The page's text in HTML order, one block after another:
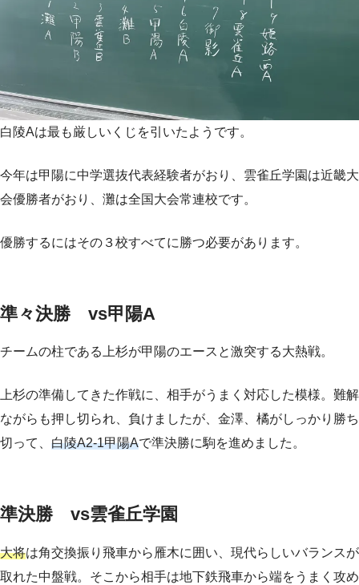
白陵Aは最も厳しいくじを引いたようです。
今年は甲陽に中学選抜代表経験者がおり、雲雀丘学園は近畿大
会優勝者がおり、灘は全国大会常連校です。
優勝するにはその３校すべてに勝つ必要があります。
準々決勝 vs甲陽A
チームの柱である上杉が甲陽のエースと激突する大熱戦。
上杉の準備してきた作戦に、相手がうまく対応した模様。難解
ながらも押し切られ、負けましたが、金澤、橘がしっかり勝ち
切って、 白陵A2-1甲陽Aで準決勝に駒を進めました。
準決勝 vs雲雀丘学園
大将は角交換振り飛車から雁木に囲い、現代らしいバランスが
取れた中盤戦。そこから相手は地下鉄飛車から端をうまく攻め